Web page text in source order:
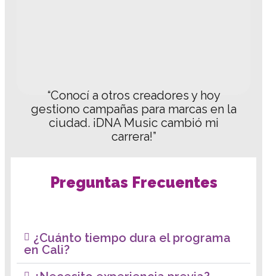
“Conocí a otros creadores y hoy
gestiono campañas para marcas en la
ciudad. ¡DNA Music cambió mi
carrera!”
Preguntas Frecuentes
¿Cuánto tiempo dura el programa
en Cali?